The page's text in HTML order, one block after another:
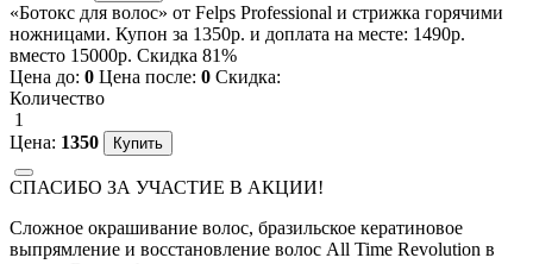
«Ботокс для волос» от Felps Professional и стрижка горячими
ножницами. Купон за 1350р. и доплата на месте: 1490р.
вместо 15000р. Скидка 81%
Цена до: 0 Цена после: 0 Скидка:
Количество
1
Цена: 1350
СПАСИБО ЗА УЧАСТИЕ В АКЦИИ!
Сложное окрашивание волос, бразильское кератиновое
выпрямление и восстановление волос All Time Revolution в